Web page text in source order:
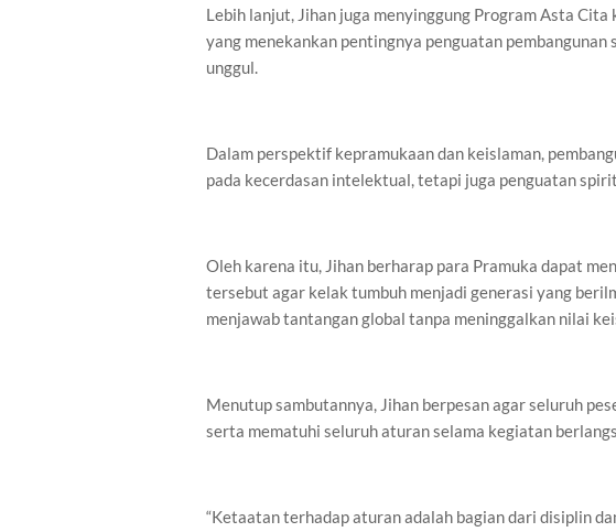
Lebih lanjut, Jihan juga menyinggung Program Asta
yang menekankan pentingnya penguatan pembangunan
unggul.
Dalam perspektif kepramukaan dan keislaman,
pada kecerdasan intelektual, tetapi juga penguatan
Oleh karena itu, Jihan berharap para Pramuka dapat
tersebut agar kelak tumbuh menjadi generasi yang
menjawab tantangan global tanpa meninggalkan nilai
Menutup sambutannya, Jihan berpesan agar seluruh
serta mematuhi seluruh aturan selama kegiatan
“Ketaatan terhadap aturan adalah bagian dari disiplin